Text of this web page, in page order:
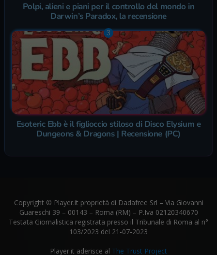
Polpi, alieni e piani per il controllo del mondo in
Darwin’s Paradox, la recensione
Esoteric Ebb è il figlioccio stiloso di Disco Elysium e
Dungeons & Dragons | Recensione (PC)
Copyright © Player.it proprietà di Dadafree Srl – Via Giovanni
Guareschi 39 – 00143 – Roma (RM) – P.Iva 02120340670
Testata Giornalistica registrata presso il Tribunale di Roma al n°
103/2023 del 21-07-2023
Player.it aderisce al The Trust Project